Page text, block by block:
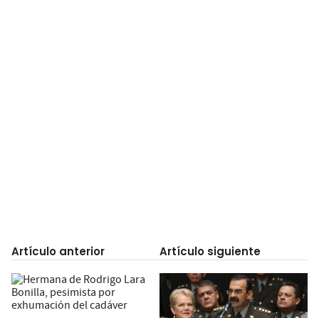
Artículo anterior Artículo siguiente